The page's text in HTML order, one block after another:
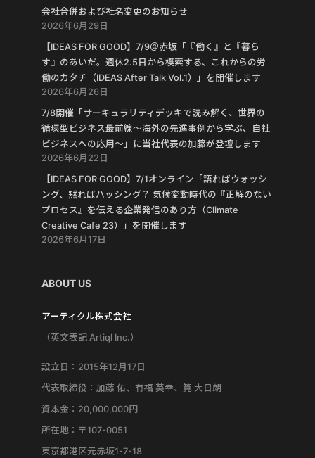
会社合併および社名変更のお知らせ
2026年6月29日
【IDEAS FOR GOOD】7/9＠赤坂「『働く』と『暮ら
す』のあいだ。週休2.5日から模索する、これからの労
働のカタチ（IDEAS After Talk Vol.1）」を開催します
2026年6月26日
7/8開催「サーキュラリティデッキで読み解く、世界の
循環型ビジネス最前線〜海外の先進事例から学ぶ、自社
ビジネスへの応用〜」に当社代表の加藤が登壇します
2026年6月22日
【IDEAS FOR GOOD】7/1オンライン「語ればウォッシ
ング、黙ればハッシング？ 気候変動時代の『正解のない
プロセス』を伝える企業発信のあり方（Climate
Creative Cafe 23）」を開催します
2026年6月17日
ABOUT US
アーティクル株式会社
（英文表記 Artiql Inc.）
設立日：2015年12月17日
代表取締役：加藤 佑、有福 英幸、筧 大日朗
資本金：20,000,000円
所在地：〒107-0051
東京都港区元赤坂1-7-18